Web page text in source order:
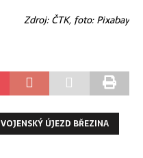
Zdroj: ČTK, foto: Pixabay
VOJENSKÝ ÚJEZD BŘEZINA